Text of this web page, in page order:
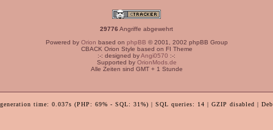
29776 Angriffe abgewehrt
Powered by Orion based on phpBB © 2001, 2002 phpBB Group
CBACK Orion Style based on FI Theme
:-: designed byAngi0570 :-:
Supported by OrionMods.de
Alle Zeiten sind GMT + 1 Stunde
time: 0.037s (PHP: 69% - SQL: 31%) | SQL queries: 14 | GZIP disabled |